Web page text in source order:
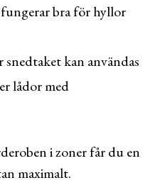
fungerar bra för hyllor
snedtaket kan användas
lådor med
i zoner får du en
maximalt.